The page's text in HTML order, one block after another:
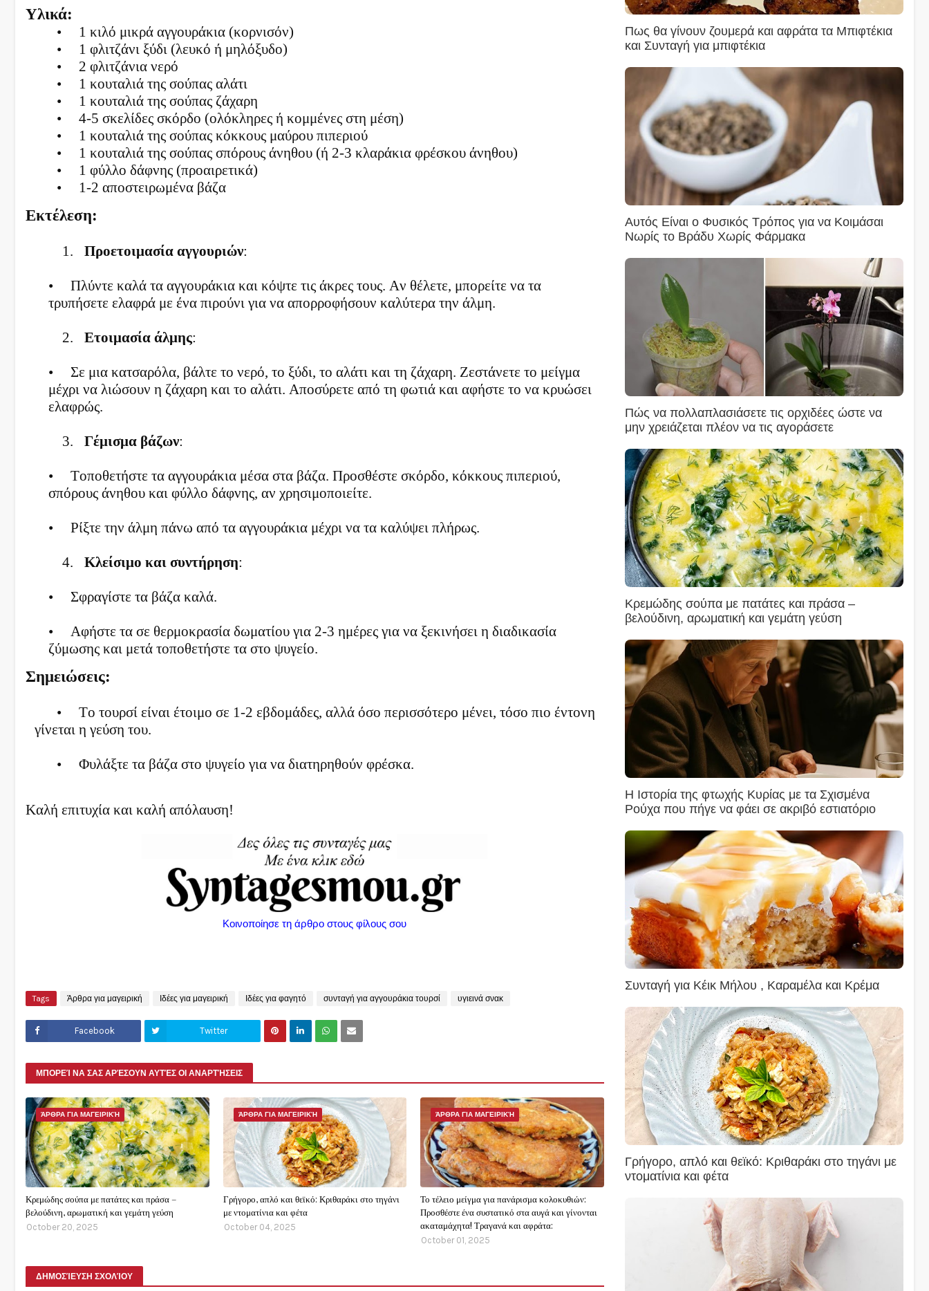
Υλικά:
•
1 κιλό μικρά αγγουράκια (κορνισόν)
•
1 φλιτζάνι ξύδι (λευκό ή μηλόξυδο)
•
2 φλιτζάνια νερό
•
1 κουταλιά της σούπας αλάτι
•
1 κουταλιά της σούπας ζάχαρη
•
4-5 σκελίδες σκόρδο (ολόκληρες ή κομμένες στη μέση)
•
1 κουταλιά της σούπας κόκκους μαύρου πιπεριού
•
1 κουταλιά της σούπας σπόρους άνηθου (ή 2-3 κλαράκια φρέσκου άνηθου)
•
1 φύλλο δάφνης (προαιρετικά)
•
1-2 αποστειρωμένα βάζα
Εκτέλεση:
1. Προετοιμασία αγγουριών:
•
Πλύντε καλά τα αγγουράκια και κόψτε τις άκρες τους. Αν θέλετε, μπορείτε να τα
τρυπήσετε ελαφρά με ένα πιρούνι για να απορροφήσουν καλύτερα την άλμη.
2. Ετοιμασία άλμης:
•
Σε μια κατσαρόλα, βάλτε το νερό, το ξύδι, το αλάτι και τη ζάχαρη. Ζεστάνετε το μείγμα
μέχρι να λιώσουν η ζάχαρη και το αλάτι. Αποσύρετε από τη φωτιά και αφήστε το να κρυώσει
ελαφρώς.
3. Γέμισμα βάζων:
•
Τοποθετήστε τα αγγουράκια μέσα στα βάζα. Προσθέστε σκόρδο, κόκκους πιπεριού,
σπόρους άνηθου και φύλλο δάφνης, αν χρησιμοποιείτε.
• Ρίξτε την άλμη πάνω από τα αγγουράκια μέχρι να τα καλύψει πλήρως.
4. Κλείσιμο και συντήρηση:
• Σφραγίστε τα βάζα καλά.
•
Αφήστε τα σε θερμοκρασία δωματίου για 2-3 ημέρες για να ξεκινήσει η διαδικασία
ζύμωσης και μετά τοποθετήστε τα στο ψυγείο.
Σημειώσεις:
•
Το τουρσί είναι έτοιμο σε 1-2 εβδομάδες, αλλά όσο περισσότερο μένει, τόσο πιο έντονη
γίνεται η γεύση του.
• Φυλάξτε τα βάζα στο ψυγείο για να διατηρηθούν φρέσκα.
Καλή επιτυχία και καλή απόλαυση!
Κοινοποίησε τη άρθρο στους φίλους σου
Tags Άρθρα για μαγειρική Ιδέες για μαγειρική Ιδέες για φαγητό συνταγή για αγγουράκια τουρσί υγιεινά σνακ
Facebook Twitter
ΜΠΟΡΕΊ ΝΑ ΣΑΣ ΑΡΈΣΟΥΝ ΑΥΤΈΣ ΟΙ ΑΝΑΡΤΉΣΕΙΣ
ΆΡΘΡΑ ΓΙΑ ΜΑΓΕΙΡΙΚΉ
Κρεμώδης σούπα με πατάτες και πράσα –
βελούδινη, αρωματική και γεμάτη γεύση
October 20, 2025
ΆΡΘΡΑ ΓΙΑ ΜΑΓΕΙΡΙΚΉ
Γρήγορο, απλό και θεϊκό: Κριθαράκι στο τηγάνι
με ντοματίνια και φέτα
October 04, 2025
ΆΡΘΡΑ ΓΙΑ ΜΑΓΕΙΡΙΚΉ
Το τέλειο μείγμα για πανάρισμα κολοκυθιών:
Προσθέστε ένα συστατικό στα αυγά και γίνονται
ακαταμάχητα! Τραγανά και αφράτα:
October 01, 2025
ΔΗΜΟΣΊΕΥΣΗ ΣΧΟΛΊΟΥ
Πως θα γίνουν ζουμερά και αφράτα τα Μπιφτέκια
και Συνταγή για μπιφτέκια
Αυτός Είναι ο Φυσικός Τρόπος για να Κοιμάσαι
Νωρίς το Βράδυ Χωρίς Φάρμακα
Πώς να πολλαπλασιάσετε τις ορχιδέες ώστε να
μην χρειάζεται πλέον να τις αγοράσετε
Κρεμώδης σούπα με πατάτες και πράσα –
βελούδινη, αρωματική και γεμάτη γεύση
Η Ιστορία της φτωχής Κυρίας με τα Σχισμένα
Ρούχα που πήγε να φάει σε ακριβό εστιατόριο
Συνταγή για Κέικ Μήλου , Καραμέλα και Κρέμα
Γρήγορο, απλό και θεϊκό: Κριθαράκι στο τηγάνι με
ντοματίνια και φέτα